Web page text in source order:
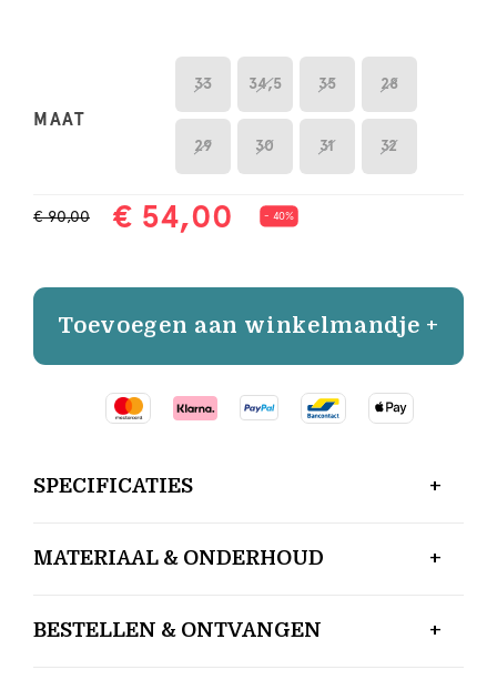
MAAT
33 34,5 35 28
29 30 31 32
€ 90,00 € 54,00 - 40%
Toevoegen aan winkelmandje +
SPECIFICATIES
MATERIAAL & ONDERHOUD
BESTELLEN & ONTVANGEN